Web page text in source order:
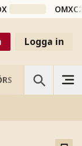
Logga in
VETENSKAP